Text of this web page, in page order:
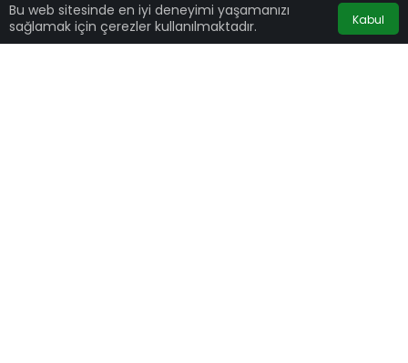
Bu web sitesinde en iyi deneyimi yaşamanızı
sağlamak için çerezler kullanılmaktadır.
Kabul